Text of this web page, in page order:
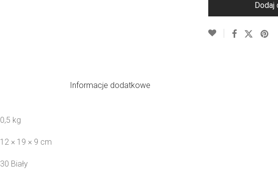
Dodaj
Informacje dodatkowe
0,5 kg
12 × 19 × 9 cm
30 Biały